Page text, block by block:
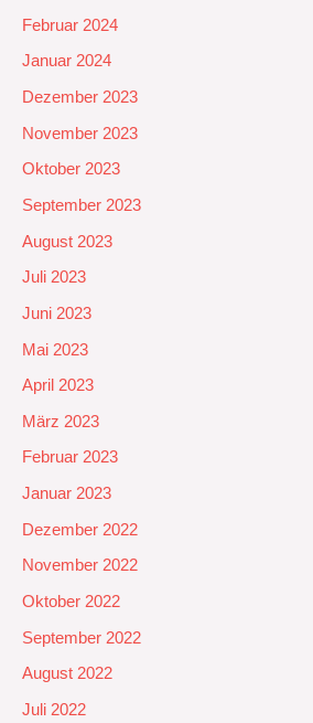
Februar 2024
Januar 2024
Dezember 2023
November 2023
Oktober 2023
September 2023
August 2023
Juli 2023
Juni 2023
Mai 2023
April 2023
März 2023
Februar 2023
Januar 2023
Dezember 2022
November 2022
Oktober 2022
September 2022
August 2022
Juli 2022